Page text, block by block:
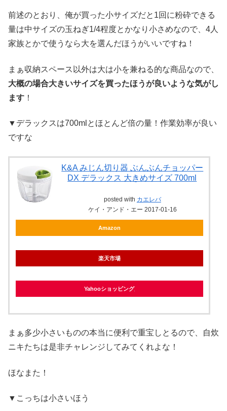
前述のとおり、俺が買った小サイズだと1回に粉砕できる
量は中サイズの玉ねぎ1/4程度とかなり小さめなので、4人
家族とかで使うなら大を選んだほうがいいですね！
まぁ収納スペース以外は大は小を兼ねる的な商品なので、
大概の場合大きいサイズを買ったほうが良いような気がし
ます ！
▼デラックスは700mlとほとんど倍の量！作業効率が良い
ですな
K&A みじん切り器 ぶんぶんチョッパー
DX デラックス 大きめサイズ 700ml
posted with カエレバ
ケイ・アンド・エー 2017-01-16
Amazon
楽天市場
Yahooショッピング
まぁ多少小さいものの本当に便利で重宝しとるので、自炊
ニキたちは是非チャレンジしてみてくれよな！
ほなまた！
▼こっちは小さいほう